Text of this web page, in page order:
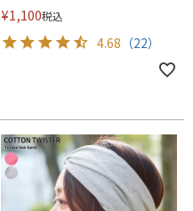
¥1,100税込
4.68 （22）